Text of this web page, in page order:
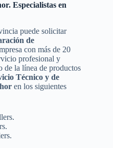
Especialistas en
puede solicitar
de
con más de 20
profesional y
de la línea de productos
Técnico y de
en los siguientes